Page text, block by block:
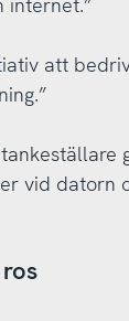
att
vid datorn